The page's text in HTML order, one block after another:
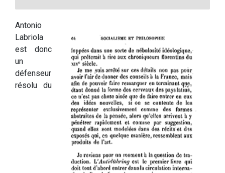
Antonio
Labriola
est donc
un
défenseur
résolu du